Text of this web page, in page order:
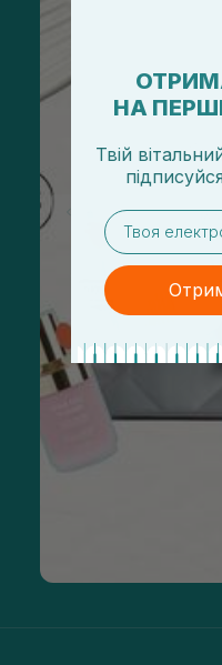
НА
Твій
підписуйся
email